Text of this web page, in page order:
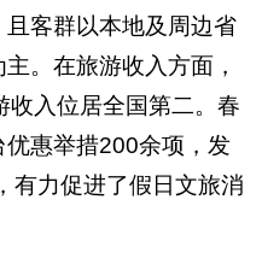
客群以本地及周边省
。在旅游收入方面，
入位居全国第二。春
惠举措200余项，发
有力促进了假日文旅消